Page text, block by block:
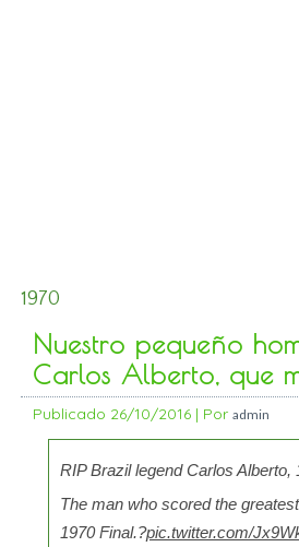
1970
Nuestro pequeño
Carlos Alberto, que
Publicado 26/10/2016 | Por admin
RIP Brazil legend Carlos Alberto,
The man who scored the
1970 Final.?pic.twitter.com/